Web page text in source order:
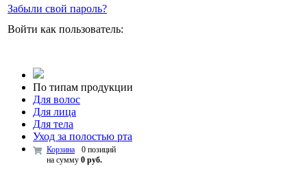
Забыли свой пароль?
Войти как пользователь:
По типам продукции
Для волос
Для лица
Для тела
Уход за полостью рта
Корзина
0 позиций
на сумму 0 руб.